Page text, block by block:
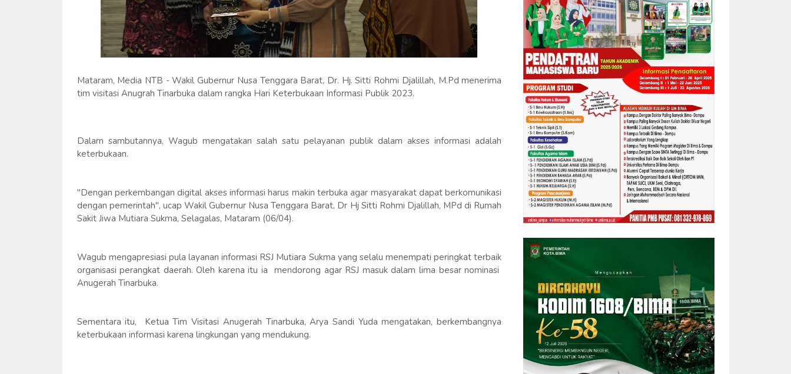
Mataram, Media NTB - Wakil Gubernur Nusa Tenggara Barat, Dr. Hj. Sitti Rohmi Djalillah, M.Pd menerima
tim visitasi Anugrah Tinarbuka dalam rangka Hari Keterbukaan Informasi Publik 2023.
Dalam sambutannya, Wagub mengatakan salah satu pelayanan publik dalam akses informasi adalah
keterbukaan.
"Dengan perkembangan digital akses informasi harus makin terbuka agar masyarakat dapat berkomunikasi
dengan pemerintah", ucap Wakil Gubernur Nusa Tenggara Barat, Dr Hj Sitti Rohmi Djalillah, MPd di Rumah
Sakit Jiwa Mutiara Sukma, Selagalas, Mataram (06/04).
Wagub mengapresiasi pula layanan informasi RSJ Mutiara Sukma yang selalu menempati peringkat terbaik
organisasi perangkat daerah. Oleh karena itu ia mendorong agar RSJ masuk dalam lima besar nominasi
Anugerah Tinarbuka.
Sementara itu, Ketua Tim Visitasi Anugerah Tinarbuka, Arya Sandi Yuda mengatakan, berkembangnya
keterbukaan informasi karena lingkungan yang mendukung.